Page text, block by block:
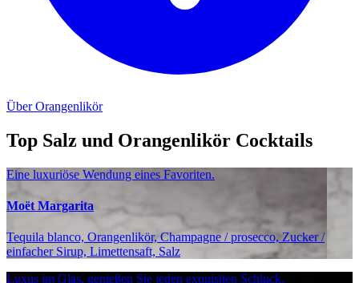
Über Orangenlikör
Top Salz und Orangenlikör Cocktails
Eine luxuriöse Wendung eines Favoriten.
Moët Margarita
Tequila blanco, Orangenlikör, Champagne / prosecco, Zucker /
einfacher Sirup, Limettensaft, Salz
Luxus im Glas, genießen Sie jeden exquisiten Schluck.